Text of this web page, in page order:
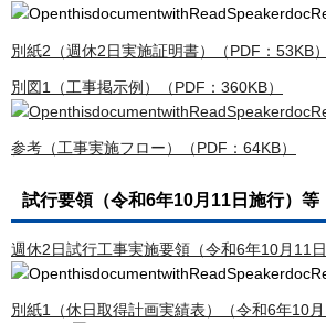
別紙2（週休2日実施証明書）（PDF：53KB）
別図1（工事掲示例）（PDF：360KB）
参考（工事実施フロー）（PDF：64KB）
試行要領（令和6年10月11日施行）等
週休2日試行工事実施要領（令和6年10月11
別紙1（休日取得計画実績表）（令和6年10